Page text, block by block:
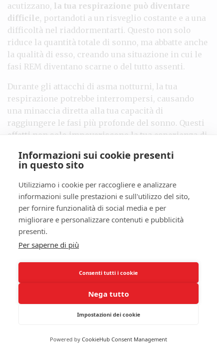
acutizzano, la tua respirazione può diventare
difficile, portandoti a un risveglio costante e a una
difficoltà nel riaddormentarti. Questo non solo
riduce la quantità totale di sonno, ma abbatte anche
la qualità di esso, creando una situazione in cui le
fasi REM diventano scarne o del tutto assenti.
Durante gli attacchi di asma notturni, la tua
respirazione potrebbe interrompersi, causando
una minaccia diretta alla tua capacità di
raggiungere le fasi più profonde del sonno. Questi
effetti non solo impoveriscono la tua esperienza di
sensazione di affaticamento durante il giorno
portando a crisi di sonno o di attenzione,
influenzando la tua produttività e, in ultima analisi,
la tua qualità della vita. È vitale per te monitorare i
tuoi sintomi notturni e consultare un
professionista se noti un impatto significativo
sulla tua routine di sonno.
La durata della tua fase REM è influenzata dalla
regolarità e dalla severità dei sintomi asmatici. Se
gli attacchi notturni di asma non sono sotto
controllo,
sonno REM sano e sufficiente sarà
, il che potrebbe portare a
e fisica.
Informazioni sui cookie presenti
in questo sito
Utilizziamo i cookie per raccogliere e analizzare
informazioni sulle prestazioni e sull'utilizzo del sito,
per fornire funzionalità di social media e per
migliorare e personalizzare contenuti e pubblicità
presenti.
Per saperne di più
Consenti tutti i cookie
Nega tutto
Impostazioni dei cookie
Powered by CookieHub Consent Management